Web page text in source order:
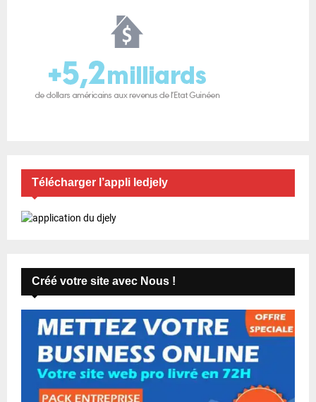
Télécharger l’appli ledjely
Créé votre site avec Nous !